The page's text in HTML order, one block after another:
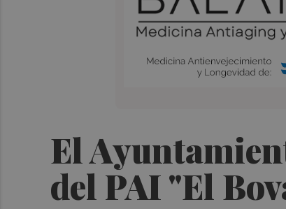
El
del PAI "El